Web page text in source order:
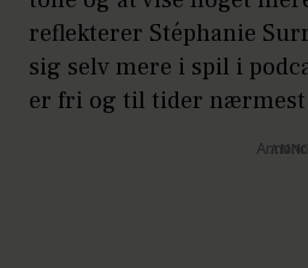
reflekterer Stéphanie
sig selv mere i spil i
er fri og til tider nærmest